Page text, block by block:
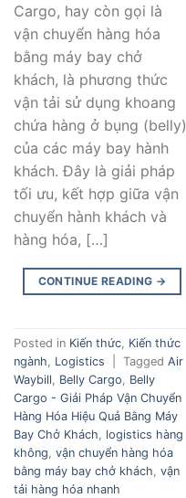
Cargo, hay còn gọi là
vận chuyển hàng hóa
bằng máy bay chở
khách, là phương thức
vận tải sử dụng khoang
chứa hàng ở bụng (belly)
của các máy bay hành
khách. Đây là giải pháp
tối ưu, kết hợp giữa vận
chuyển hành khách và
hàng hóa, […]
CONTINUE READING →
Posted in Kiến thức, Kiến thức
ngành, Logistics Tagged Air
Waybill, Belly Cargo, Belly
Cargo - Giải Pháp Vận Chuyển
Hàng Hóa Hiệu Quả Bằng Máy
Bay Chở Khách, logistics hàng
không, vận chuyển hàng hóa
bằng máy bay chở khách, vận
tải hàng hóa nhanh